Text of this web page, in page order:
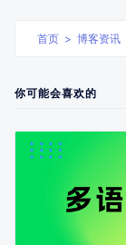
首页 > 博客资讯
你可能会喜欢的